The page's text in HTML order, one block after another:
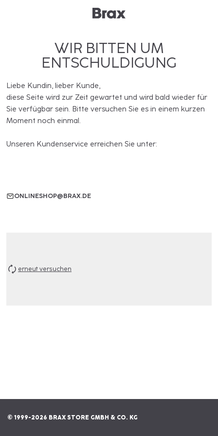
WIR BITTEN UM
ENTSCHULDIGUNG
Liebe Kundin, lieber Kunde,
diese Seite wird zur Zeit gewartet und wird bald wieder für
Sie verfügbar sein. Bitte versuchen Sie es in einem kurzen
Moment noch einmal.
Unseren Kundenservice erreichen Sie unter:
ONLINESHOP@BRAX.DE
erneut versuchen
© 1999-2026 BRAX STORE GMBH & CO. KG